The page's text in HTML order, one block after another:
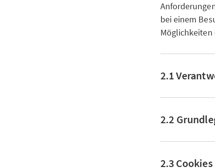
bei einem
2.1
2.2
2.3